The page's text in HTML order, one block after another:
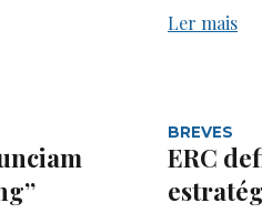
Ler mais
BREVES
ERC